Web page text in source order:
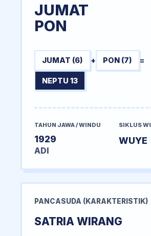
JUMAT
PON
JUMAT (6) + PON (7) =
NEPTU 13
TAHUN JAWA / WINDU
1929
ADI
SIKLUS
WUYE
PANCASUDA (KARAKTERISTIK)
SATRIA WIRANG